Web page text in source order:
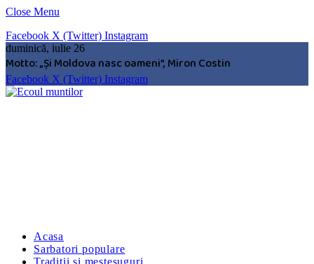
Close Menu
Facebook X (Twitter) Instagram
duminică, iulie 26
Motto: „Şi Moldova nasc oameni”, Miron Costin
Facebook X (Twitter) Instagram
Acasa
Sarbatori populare
Traditii si mestesuguri